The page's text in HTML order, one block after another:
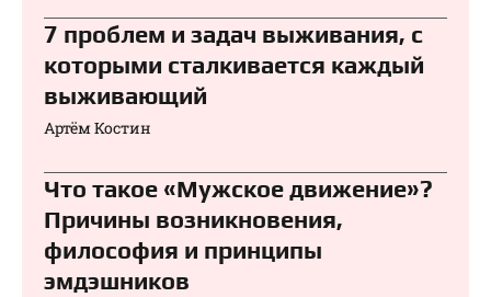
7 проблем и задач выживания, с
которыми сталкивается каждый
выживающий
Артём Костин
Что такое «Мужское движение»?
Причины возникновения,
философия и принципы
эмдэшников